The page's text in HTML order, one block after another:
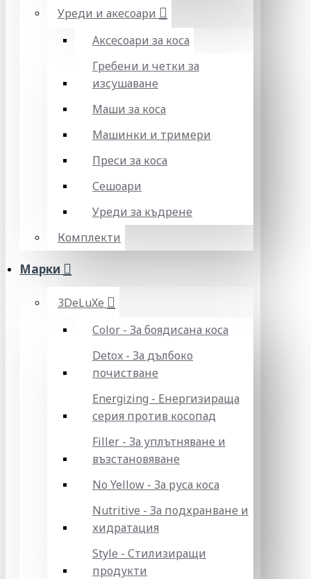
Уреди и акесоари
Аксесоари за коса
Гребени и четки за
изсушаване
Маши за коса
Машинки и тримери
Преси за коса
Сешоари
Уреди за къдрене
Комплекти
Марки
3DeLuXe
Color - За боядисана коса
Detox - За дълбоко
почистване
Energizing - Енергизираща
серия против косопад
Filler - За уплътняване и
възстановяване
No Yellow - За руса коса
Nutritive - За подхранване и
хидратация
Style - Стилизиращи
продукти